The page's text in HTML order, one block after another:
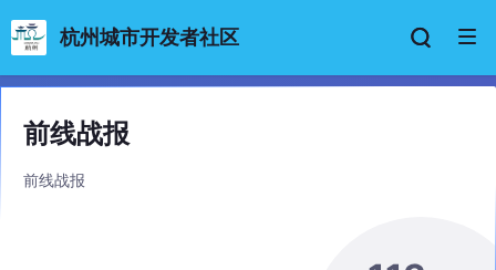
杭州城市开发者社区
前线战报
前线战报